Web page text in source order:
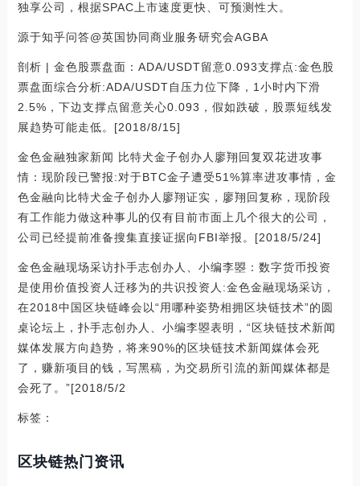
独享公司，根据SPAC上市速度更快、可预测性大。
源于知乎问答@英国协同商业服务研究会AGBA
剖析 | 金色股票盘面：ADA/USDT留意0.093支撑点:金色股
票盘面综合分析:ADA/USDT自压力位下降，1小时内下滑
2.5%，下边支撑点留意关心0.093，假如跌破，股票短线发
展趋势可能走低。[2018/8/15]
金色金融独家新闻 比特犬金子创办人廖翔回复双花进攻事
情：现阶段已警报:对于BTC金子遭受51%算率进攻事情，金
色金融向比特犬金子创办人廖翔证实，廖翔回复称，现阶段
有工作能力做这种事儿的仅有目前市面上几个很大的公司，
公司已经提前准备搜集直接证据向FBI举报。[2018/5/24]
金色金融现场采访扑手志创办人、小编李曌：数字货币投资
是使用价值投资人迁移为的共识投资人:金色金融现场采访，
在2018中国区块链峰会以“用哪种姿势相拥区块链技术”的圆
桌论坛上，扑手志创办人、小编李曌表明，“区块链技术新闻
媒体发展方向趋势，将来90%的区块链技术新闻媒体会死
了，赚新项目的钱，写黑稿，为交易所引流的新闻媒体都是
会死了。”[2018/5/2
标签：
区块链热门资讯